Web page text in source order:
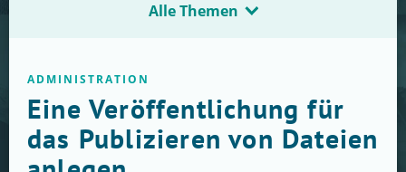
Alle Themen
ADMINISTRATION
Eine Veröffentlichung für
das Publizieren von Dateien